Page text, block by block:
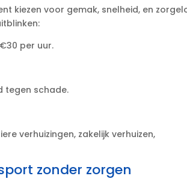
kiezen voor gemak, snelheid, en
per uur.​
tegen schade.​
verhuizingen, zakelijk verhuizen,
zonder zorgen